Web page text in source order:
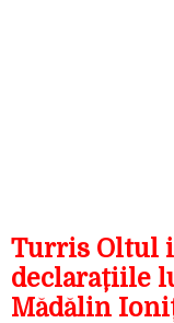
Turris Oltul
declarațiile
Mădălin